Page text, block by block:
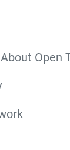
About Open